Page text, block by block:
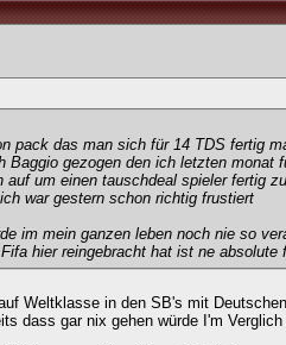
pack das man sich für 14 TDS fertig
gezogen den ich letzten monat
um einen tauschdeal spieler fertig
war gestern schon richtig frustiert
im mein ganzen leben noch nie so
hier reingebracht hat ist ne
Weltklasse in den SB's mit
dass gar nix gehen würde I'm